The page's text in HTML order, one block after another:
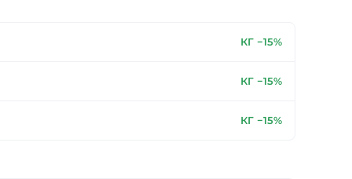
КГ −15%
КГ −15%
КГ −15%